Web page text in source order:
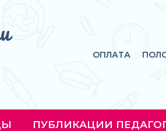
ОПЛАТА
ПУБЛИКАЦИИ